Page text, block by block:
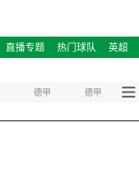
直播专题 热门球队 英超
德甲 德甲